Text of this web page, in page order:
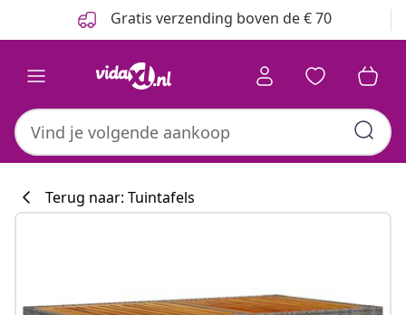
Gratis verzending boven de € 70
Terug naar: Tuintafels